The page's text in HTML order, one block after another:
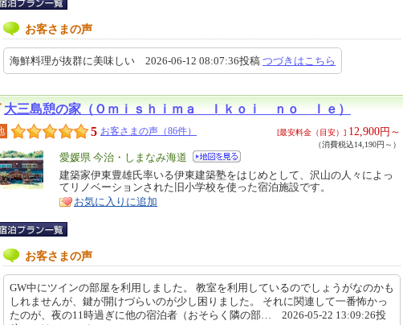
お客さまの声
海鮮料理が抜群に美味しい 2026-06-12 08:07:36投稿 つづきはこちら
大三島憩の家（Ｏｍｉｓｈｉｍａ Ｉｋｏｉ ｎｏ Ｉｅ）
5 お客さまの声（86件） [最安料金（目安）] 12,900円～
（消費税込14,190円～）
エ
リ
ア
愛媛県 今治・しまなみ海道
特
徴
建築家伊東豊雄氏率いる伊東建築塾をはじめとして、沢山の人々によっ
てリノベーションされた旧小学校を使った宿泊施設です。
お気に入りに追加
お客さまの声
GW中にツインの部屋を利用しました。 教室を利用しているのでしょうがなのかも
しれませんが、鍵が開けづらいのが少し困りました。 それに関連して一番怖かっ
たのが、夜の11時過ぎに他の宿泊者（おそらく隣の部… 2026-05-22 13:09:26投